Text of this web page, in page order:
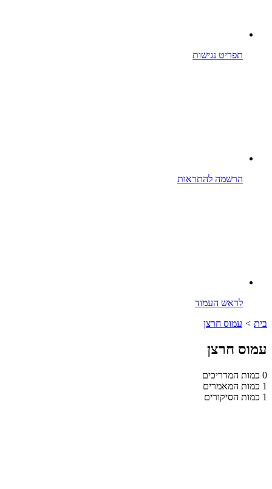
תפריט נגישות
הרשמה להתראות
לראש העמוד
בית > עמוס חרצן
עמוס חרצן
0 כמות המדריכים
1 כמות המאמרים
1 כמות הסיקורים